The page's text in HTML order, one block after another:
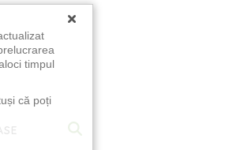
×
timpul
că poți